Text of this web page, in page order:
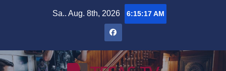
Sa.. Aug. 8th, 2026 6:15:18 AM